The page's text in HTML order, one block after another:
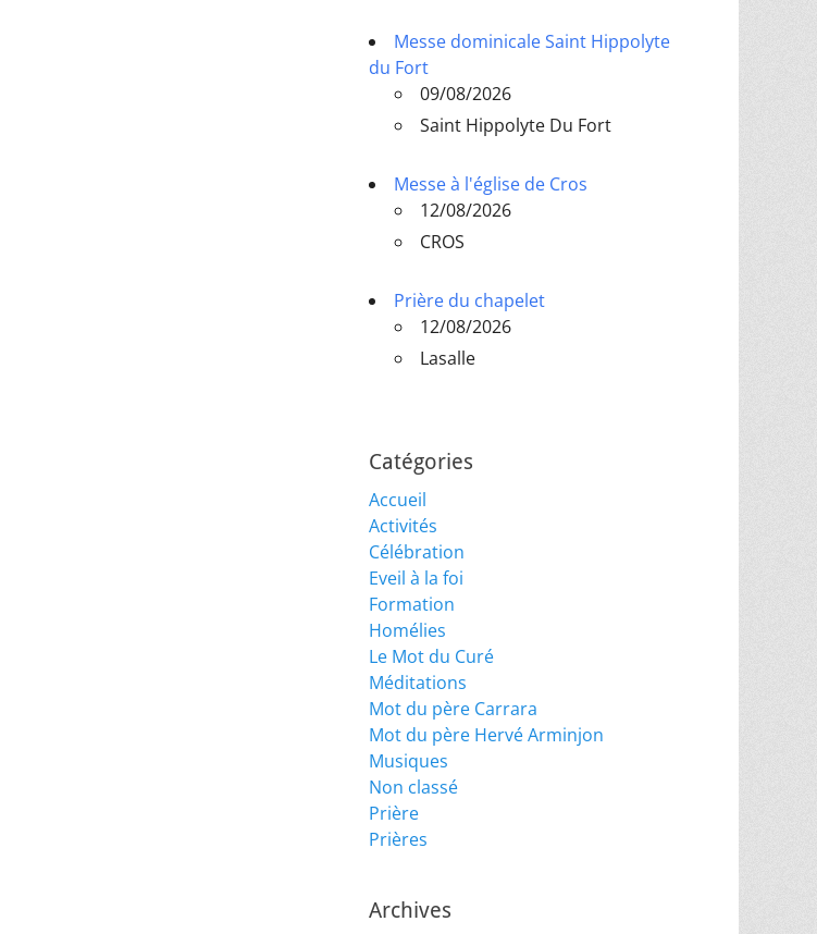
Messe dominicale Saint Hippolyte
du Fort
09/08/2026
Saint Hippolyte Du Fort
Messe à l'église de Cros
12/08/2026
CROS
Prière du chapelet
12/08/2026
Lasalle
Catégories
Accueil
Activités
Célébration
Eveil à la foi
Formation
Homélies
Le Mot du Curé
Méditations
Mot du père Carrara
Mot du père Hervé Arminjon
Musiques
Non classé
Prière
Prières
Archives